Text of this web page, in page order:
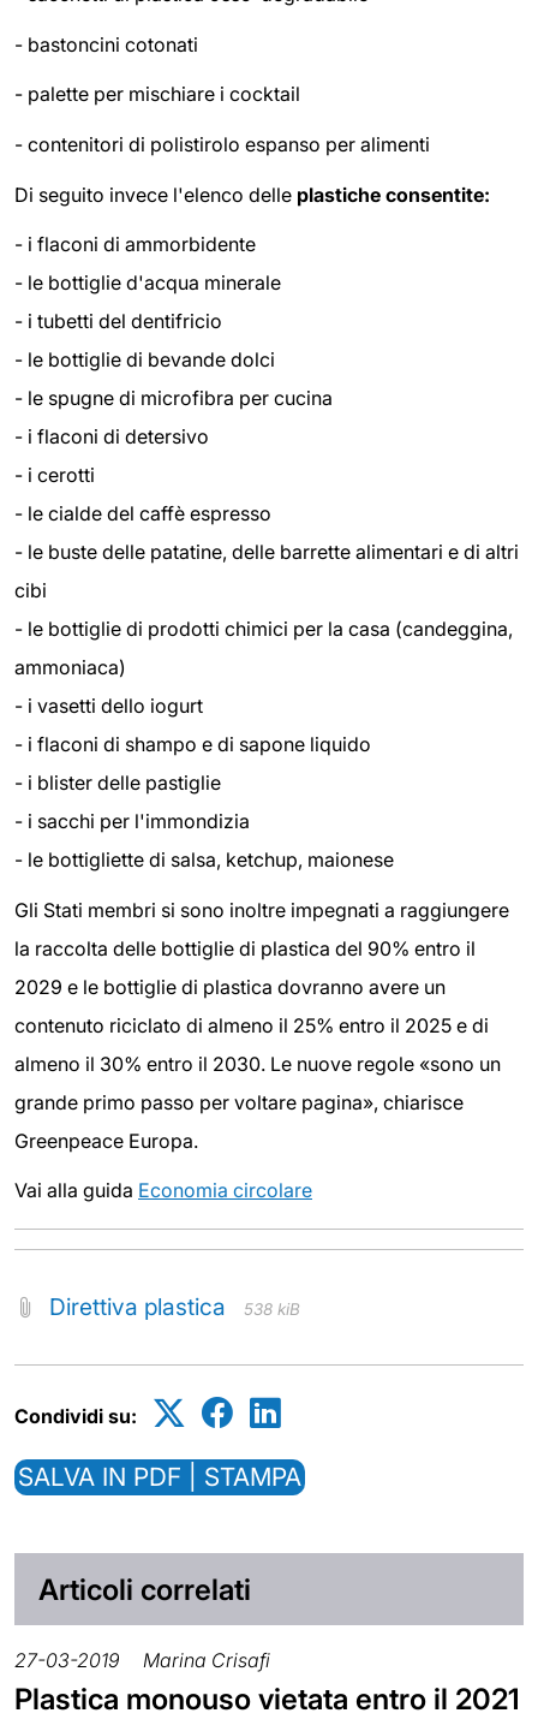
- bastoncini cotonati
- palette per mischiare i cocktail
- contenitori di polistirolo espanso per alimenti
Di seguito invece l'elenco delle plastiche consentite:
- i flaconi di ammorbidente
- le bottiglie d'acqua minerale
- i tubetti del dentifricio
- le bottiglie di bevande dolci
- le spugne di microfibra per cucina
- i flaconi di detersivo
- i cerotti
- le cialde del caffè espresso
- le buste delle patatine, delle barrette alimentari e di altri
cibi
- le bottiglie di prodotti chimici per la casa (candeggina,
ammoniaca)
- i vasetti dello iogurt
- i flaconi di shampo e di sapone liquido
- i blister delle pastiglie
- i sacchi per l'immondizia
- le bottigliette di salsa, ketchup, maionese
Gli Stati membri si sono inoltre impegnati a raggiungere
la raccolta delle bottiglie di plastica del 90% entro il
2029 e le bottiglie di plastica dovranno avere un
contenuto riciclato di almeno il 25% entro il 2025 e di
almeno il 30% entro il 2030. Le nuove regole «sono un
grande primo passo per voltare pagina», chiarisce
Greenpeace Europa.
Vai alla guida Economia circolare
Direttiva plastica 538 kiB
Condividi su:
SALVA IN PDF | STAMPA
Articoli correlati
27-03-2019 Marina Crisafi
Plastica monouso vietata entro il 2021